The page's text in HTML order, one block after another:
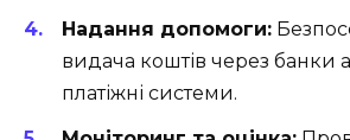
Надання допомоги:
видача коштів через банки
платіжні системи.